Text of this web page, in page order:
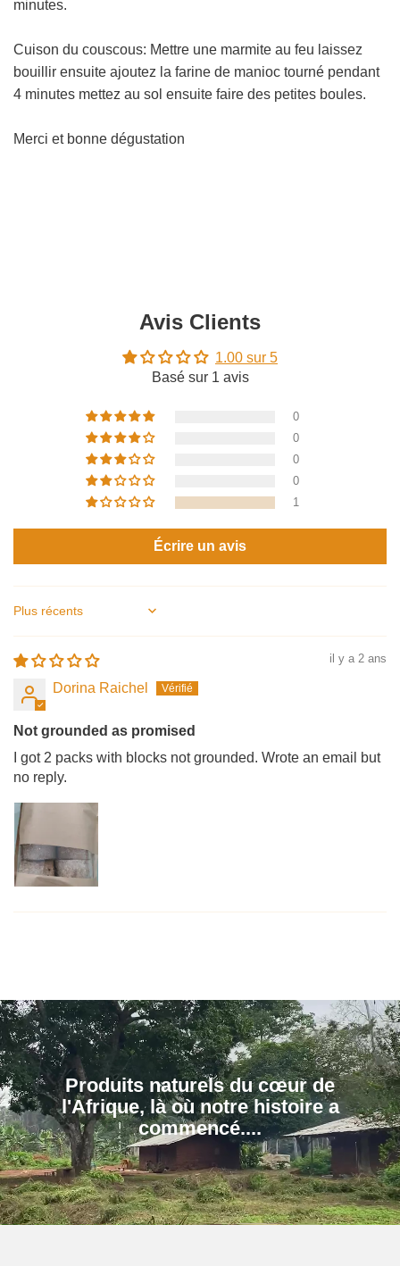
minutes.
Cuison du couscous: Mettre une marmite au feu laissez
bouillir ensuite ajoutez la farine de manioc tourné pendant
4 minutes mettez au sol ensuite faire des petites boules.
Merci et bonne dégustation
Avis Clients
1.00 sur 5
Basé sur 1 avis
0
0
0
0
1
Écrire un avis
Sort by
il y a 2 ans
Dorina Raichel
Not grounded as promised
I got 2 packs with blocks not grounded. Wrote an email but
no reply.
Produits naturels du cœur de
l'Afrique, là où notre histoire a